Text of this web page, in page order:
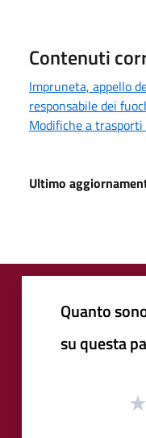
Contenuti
Impruneta, appello
responsabile dei
Modifiche a
Ultimo
Quanto
su questa